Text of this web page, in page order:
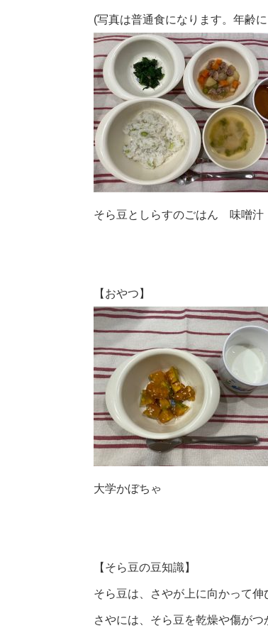
(写真は普通食になります。年齢
そら豆としらすのごはん 味噌
【おやつ】
大学かぼちゃ
【そら豆の豆知識】
そら豆は、さやが上に向かって伸
さやには、そら豆を乾燥や傷がつ